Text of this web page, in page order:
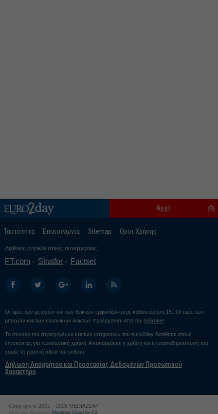
Ταυτότητα Επικοινωνία Sitemap Οροι Χρήσης
Αρχή
Διεθνείς αποκλειστικές συνεργασίες:
FT.com Stratfor Factset
Οι τιμές των μετοχών και των δεικτών εμφανίζονται με καθυστέρηση 15’. Οι τιμές των
μετοχών και των ελληνικών δεικτών προέρχονται από την InBroker
Το σύνολο του περιεχομένου και των υπηρεσιών του euro2day διατίθεται στους
επισκέπτες για προσωπική χρήση. Απαγορεύεται η χρήση και η επαναδημοσίευσή του
χωρίς τη γραπτή άδεια του εκδότη.
Δήλωση Απορρήτου και Προστασίας Δεδομένων Προσωπικού
Χαρακτήρα
Copyright © 2001 – 2026 MEDIA2DAY
All Rights Reserved. Managed Cloud by C2